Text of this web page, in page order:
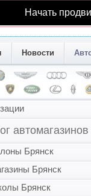
Начать
Новости
автомагазинов
Брянск
Брянск
Брянск